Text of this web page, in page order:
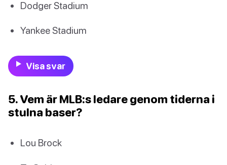
Dodger Stadium
Yankee Stadium
Visa svar
5. Vem är MLB:s ledare genom tiderna i
stulna baser?
Lou Brock